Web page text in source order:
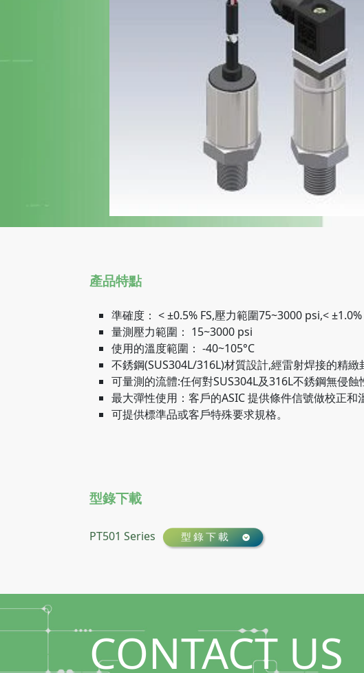
產品特點
準確度： < ±0.5% FS,壓力範圍75~3000 psi,<
量測壓力範圍： 15~3000 psi
使用的溫度範圍： -40~105°C
不銹鋼(SUS304L/316L)材質設計,經雷射焊接的精
可量測的流體:任何對SUS304L及316L不銹鋼無侵
最大彈性使用：客戶的ASIC 提供條件信號做校正和
可提供標準品或客戶特殊要求規格。
型錄下載
PT501 Series
CONTACT US